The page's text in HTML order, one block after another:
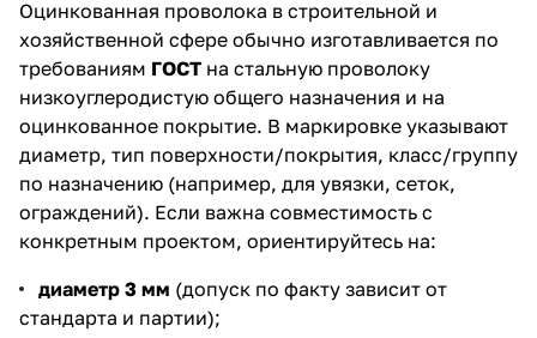
Оцинкованная проволока в строительной и
хозяйственной сфере обычно изготавливается по
требованиям ГОСТ на стальную проволоку
низкоуглеродистую общего назначения и на
оцинкованное покрытие. В маркировке указывают
диаметр, тип поверхности/покрытия, класс/группу
по назначению (например, для увязки, сеток,
ограждений). Если важна совместимость с
конкретным проектом, ориентируйтесь на:
диаметр 3 мм (допуск по факту зависит от
стандарта и партии);